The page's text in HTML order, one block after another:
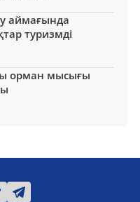
аймағында
туризмді
орман мысығы